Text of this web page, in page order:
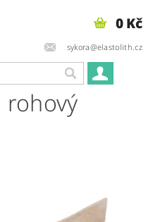
sykora@elastolith.cz
0 Kč
rohový